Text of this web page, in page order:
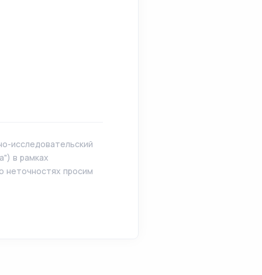
исследовательский
в рамках
неточностях просим